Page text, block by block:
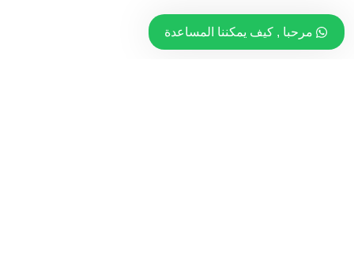
مرحبا , كيف يمكننا المساعدة